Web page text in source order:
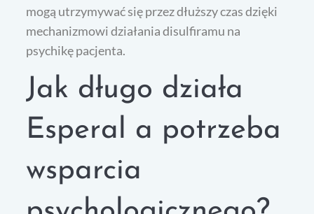
mogą utrzymywać się przez dłuższy czas dzięki
mechanizmowi działania disulfiramu na
psychikę pacjenta.
Jak długo działa
Esperal a potrzeba
wsparcia